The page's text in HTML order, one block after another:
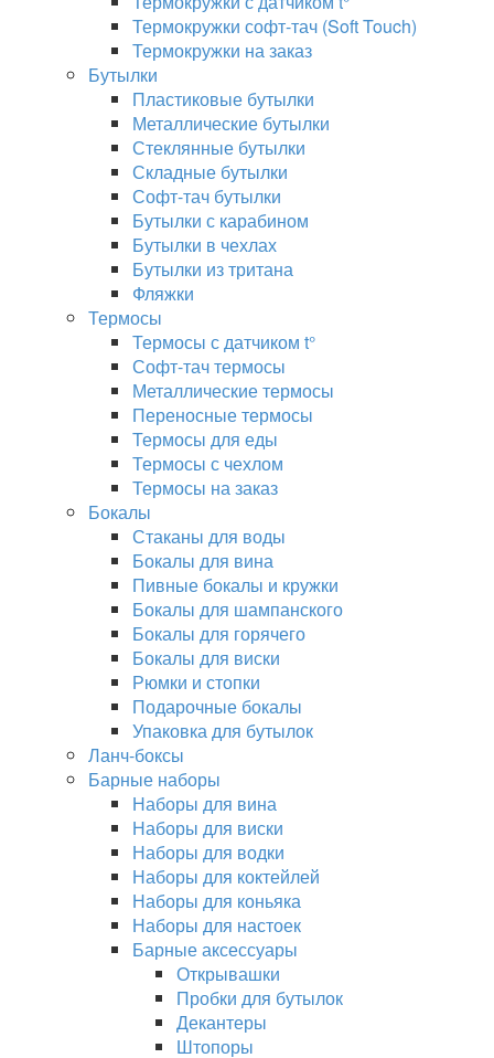
Термокружки софт-тач (Soft Touch)
Термокружки на заказ
Бутылки
Пластиковые бутылки
Металлические бутылки
Стеклянные бутылки
Складные бутылки
Софт-тач бутылки
Бутылки с карабином
Бутылки в чехлах
Бутылки из тритана
Фляжки
Термосы
Термосы с датчиком t°
Софт-тач термосы
Металлические термосы
Переносные термосы
Термосы для еды
Термосы с чехлом
Термосы на заказ
Бокалы
Стаканы для воды
Бокалы для вина
Пивные бокалы и кружки
Бокалы для шампанского
Бокалы для горячего
Бокалы для виски
Рюмки и стопки
Подарочные бокалы
Упаковка для бутылок
Ланч-боксы
Барные наборы
Наборы для вина
Наборы для виски
Наборы для водки
Наборы для коктейлей
Наборы для коньяка
Наборы для настоек
Барные аксессуары
Открывашки
Пробки для бутылок
Декантеры
Штопоры